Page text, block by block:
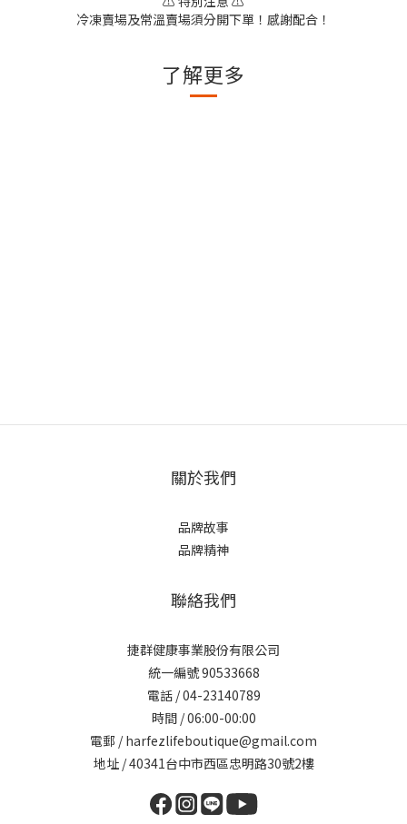
冷凍賣場及常溫賣場須分開下單！感謝配合！
了解更多
關於我們
品牌故事
品牌精神
聯絡我們
捷群健康事業股份有限公司
統一編號 90533668
電話 / 04-23140789
時間 / 06:00-00:00
電郵 / harfezlifeboutique@gmail.com
地址 / 40341台中市西區忠明路30號2樓